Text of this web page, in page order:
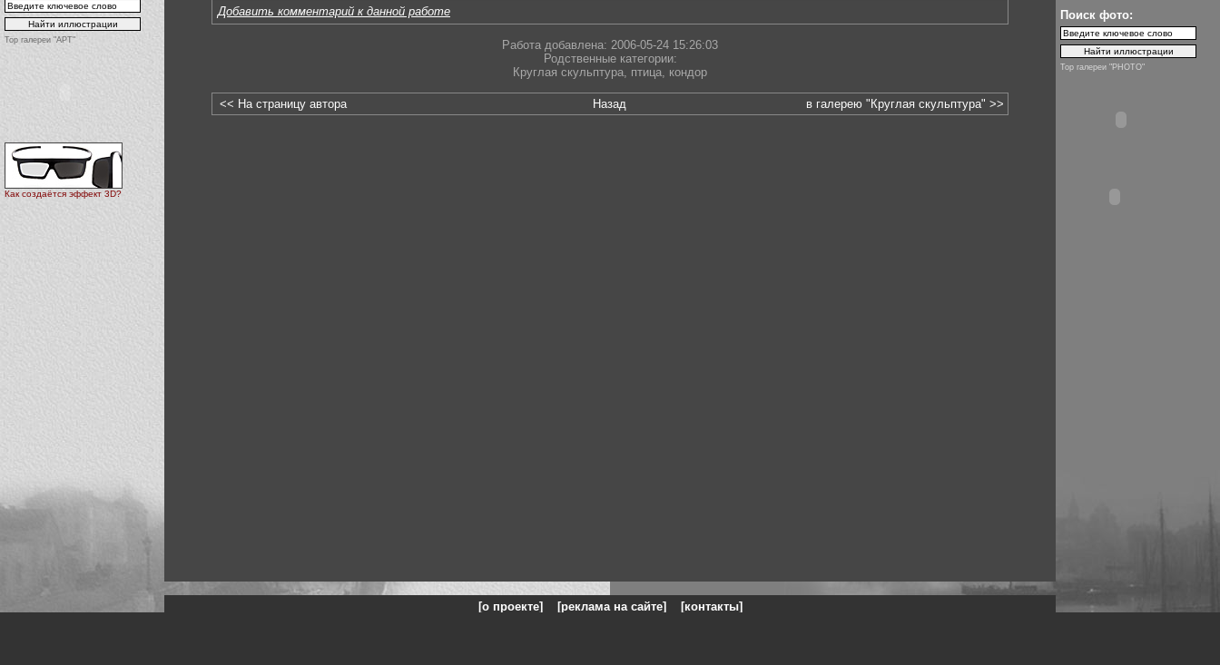
Top галереи "АРТ"
Как создаётся эффект 3D?
Добавить комментарий к данной работе
Работа добавлена: 2006-05-24 15:26:03
Родственные категории:
Круглая скульптура, птица, кондор
<< На страницу автора Назад в галерею "Круглая скульптура" >>
Поиск фото:
Top галереи "PHOTO"
[о проекте] [реклама на сайте] [контакты]